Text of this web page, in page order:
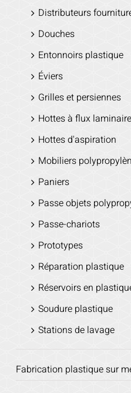
Distributeurs
Douches
Entonnoirs plastique
Éviers
Grilles et persiennes
Hottes à flux laminaire
Hottes d'aspiration
Mobiliers
Paniers
Passe objets
Passe-chariots
Prototypes
Réparation plastique
Réservoirs en
Soudure plastique
Stations de lavage
Fabrication plastique sur